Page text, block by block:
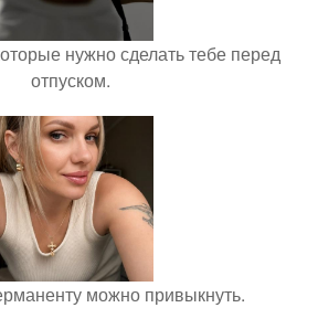
нужно сделать тебе перед
отпуском.
можно привыкнуть.